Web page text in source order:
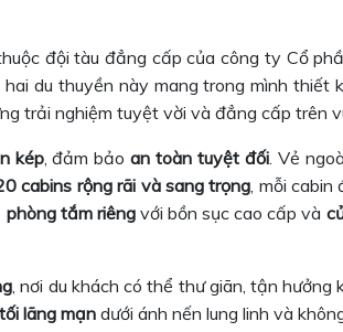
đội tàu đẳng cấp của công ty Cổ
hai du thuyền này mang trong mình
trải nghiệm tuyệt vời và đẳng cấp trên
kép, đảm bảoan toàn tuyệt đối. Vẻ
cabins rộng rãi và sang trọng, mỗi cabin
phòng tắm riêngvới bồn sục cao cấp và
, nơi du khách có thể thư giãn, tận
lãng mạndưới ánh nến lung linh và